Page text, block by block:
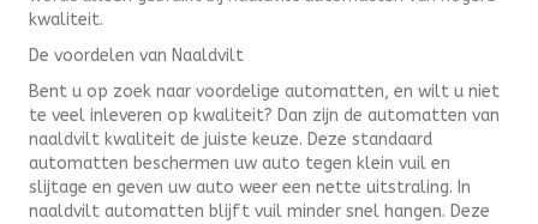
kwaliteit.
De voordelen van Naaldvilt
Bent u op zoek naar voordelige automatten, en wilt u niet
te veel inleveren op kwaliteit? Dan zijn de automatten van
naaldvilt kwaliteit de juiste keuze. Deze standaard
automatten beschermen uw auto tegen klein vuil en
slijtage en geven uw auto weer een nette uitstraling. In
naaldvilt automatten blijft vuil minder snel hangen. Deze